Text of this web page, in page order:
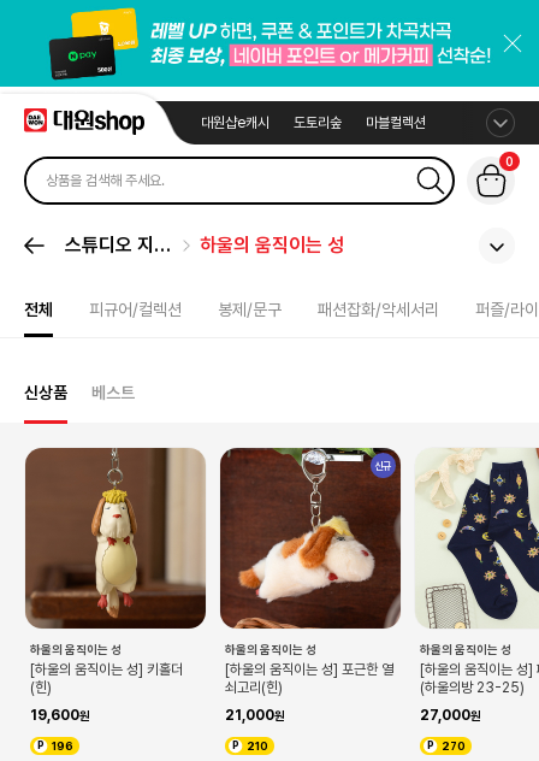
대원샵e캐시 도토리숲 마블컬렉션
0
스튜디오 지브
하울의 움직이는 성
전체 피규어/컬렉션 봉제/문구 패션잡화/악세서리 퍼즐/라
신상품 베스트
하울의 움직이는 성
[하울의 움직이는 성] 키홀더
(힌)
19,600
196
신규
하울의 움직이는 성
[하울의 움직이는 성] 포근한 열
쇠고리(힌)
21,000
210
하울의 움직이는 성
[하울의 움직이는 성]
(하울의방 23-25)
27,000
270